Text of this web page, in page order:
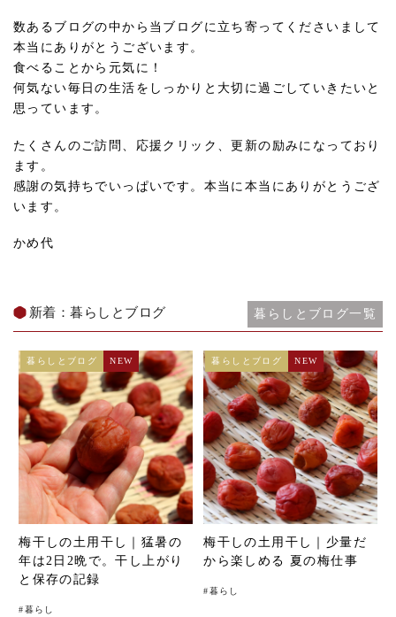
数あるブログの中から当ブログに立ち寄ってくださいまして
本当にありがとうございます。
食べることから元気に！
何気ない毎日の生活をしっかりと大切に過ごしていきたいと
思っています。
たくさんのご訪問、応援クリック、更新の励みになっており
ます。
感謝の気持ちでいっぱいです。本当に本当にありがとうござ
います。
かめ代
新着：暮らしとブログ 暮らしとブログ一覧
梅干しの土用干し｜猛暑の
年は2日2晩で。干し上がり
と保存の記録
#暮らし
暮らしとブログ NEW
梅干しの土用干し｜少量だ
から楽しめる 夏の梅仕事
#暮らし
暮らしとブログ NEW